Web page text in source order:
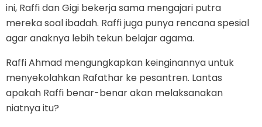
ini, Raffi dan Gigi bekerja sama mengajari putra
mereka soal ibadah. Raffi juga punya rencana spesial
agar anaknya lebih tekun belajar agama.
Raffi Ahmad mengungkapkan keinginannya untuk
menyekolahkan Rafathar ke pesantren. Lantas
apakah Raffi benar-benar akan melaksanakan
niatnya itu?